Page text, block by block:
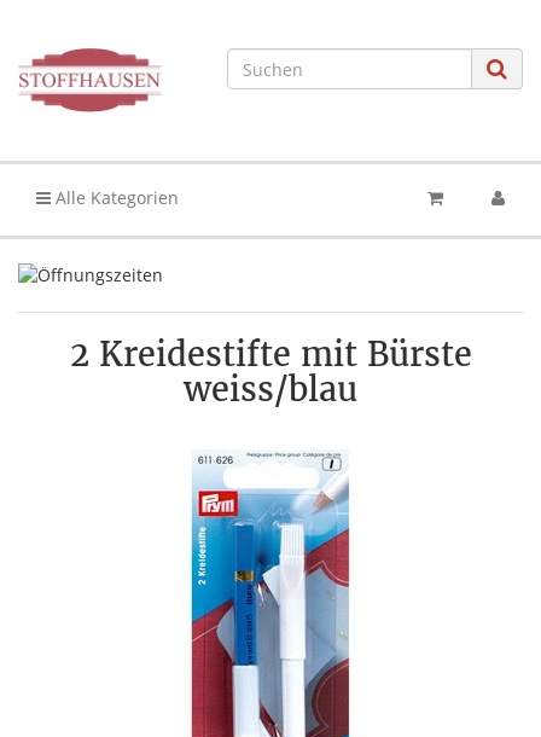
Alle Kategorien
2 Kreidestifte mit Bürste
weiss/blau